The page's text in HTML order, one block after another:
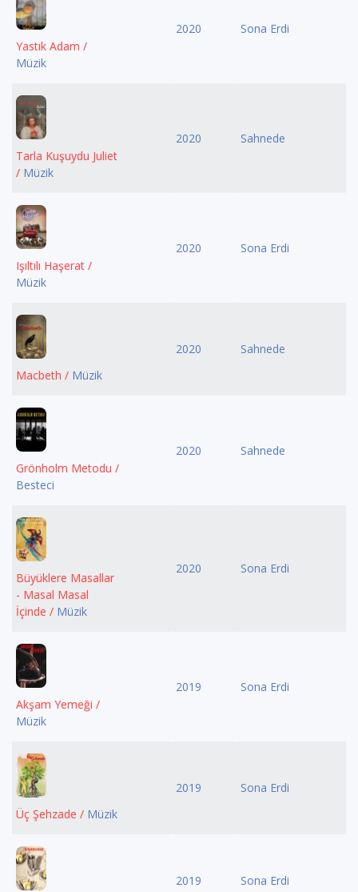
Yastık Adam /
Müzik
2020 Sona Erdi
Tarla Kuşuydu Juliet
/ Müzik
2020 Sahnede
Işıltılı Haşerat /
Müzik
2020 Sona Erdi
Macbeth / Müzik
2020 Sahnede
Grönholm Metodu /
Besteci
2020 Sahnede
Büyüklere Masallar
- Masal Masal
İçinde / Müzik
2020 Sona Erdi
Akşam Yemeği /
Müzik
2019 Sona Erdi
Üç Şehzade / Müzik
2019 Sona Erdi
2019 Sona Erdi